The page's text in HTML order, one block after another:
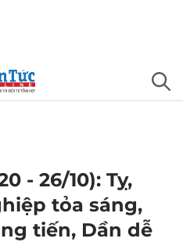
- 26/10): Tỵ,
tỏa sáng,
tiến, Dần dễ